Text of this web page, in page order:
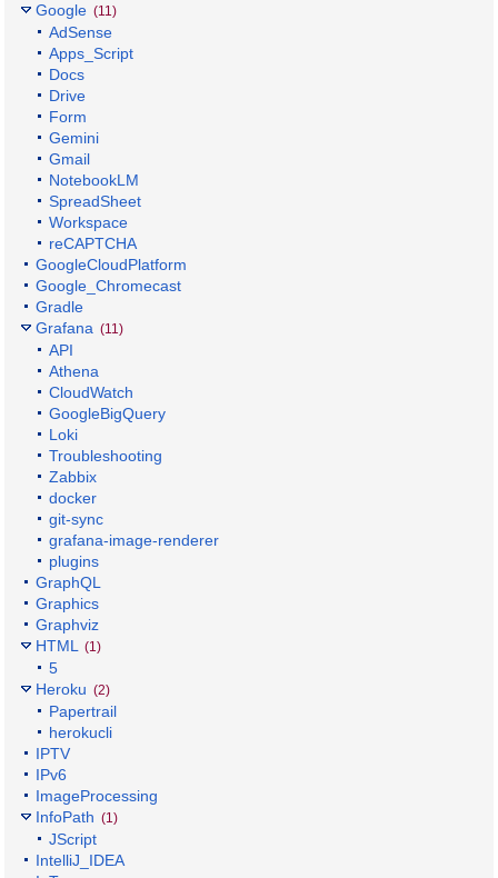
Google (11)
AdSense
Apps_Script
Docs
Drive
Form
Gemini
Gmail
NotebookLM
SpreadSheet
Workspace
reCAPTCHA
GoogleCloudPlatform
Google_Chromecast
Gradle
Grafana (11)
API
Athena
CloudWatch
GoogleBigQuery
Loki
Troubleshooting
Zabbix
docker
git-sync
grafana-image-renderer
plugins
GraphQL
Graphics
Graphviz
HTML
(1)
5
Heroku (2)
Papertrail
herokucli
IPTV
IPv6
ImageProcessing
InfoPath (1)
JScript
IntelliJ_IDEA